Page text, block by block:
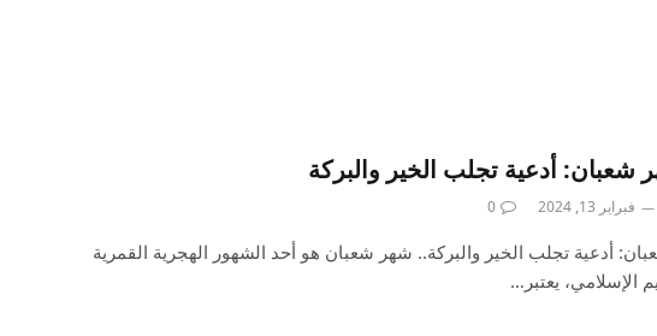
أدعية تجلب الخير والبركة
فبراير 13, 2024 0
أدعية تجلب الخير والبركة.. شهر شعبان هو أحد الشهور الهجرية القمرية
الإسلامي، يعتبر…